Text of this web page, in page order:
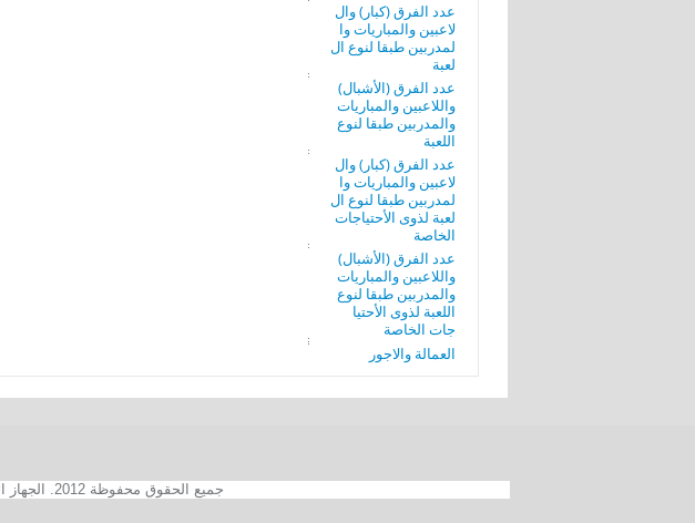
عدد الفرق (كبار) وال
لاعبين والمباريات وا
لمدربين طبقا لنوع ال
لعبة
عدد الفرق (الأشبال)
واللاعبين والمباريات
والمدربين طبقا لنوع
اللعبة
عدد الفرق (كبار) وال
لاعبين والمباريات وا
لمدربين طبقا لنوع ال
لعبة لذوى الأحتياجات
الخاصة
عدد الفرق (الأشبال)
واللاعبين والمباريات
والمدربين طبقا لنوع
اللعبة لذوى الأحتيا
جات الخاصة
العمالة والاجور
جميع الحقوق محفوظة 2012. الجهاز المركزي للتعبئة العامة والإحصاءات. لمزيد من الاستفسارات الفنية بخصوص الصفحة الالكترونية